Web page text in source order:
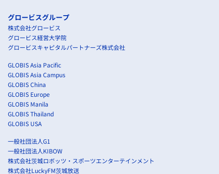
グロービスグループ
株式会社グロービス
グロービス経営大学院
グロービスキャピタルパートナーズ株式会社
GLOBIS Asia Pacific
GLOBIS Asia Campus
GLOBIS China
GLOBIS Europe
GLOBIS Manila
GLOBIS Thailand
GLOBIS USA
一般社団法人G1
一般社団法人KIBOW
株式会社茨城ロボッツ・スポーツエンターテインメント
株式会社LuckyFM茨城放送